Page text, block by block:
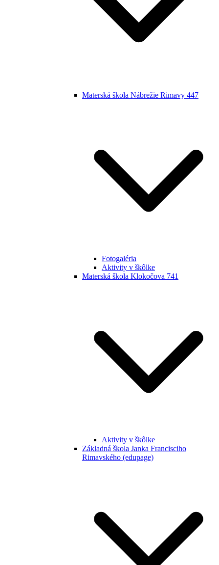
Materská škola Nábrežie Rimavy 447
Fotogaléria
Aktivity v škôlke
Materská škola Klokočova 741
Aktivity v škôlke
Základná škola Janka Francisciho
Rimavského (edupage)